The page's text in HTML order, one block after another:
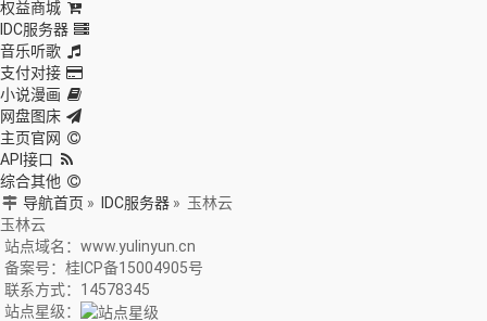
权益商城
IDC服务器
音乐听歌
支付对接
小说漫画
网盘图床
主页官网
API接口
综合其他
导航首页 » IDC服务器 » 玉林云
玉林云
站点域名：www.yulinyun.cn
备案号：桂ICP备15004905号
联系方式：14578345
站点星级：